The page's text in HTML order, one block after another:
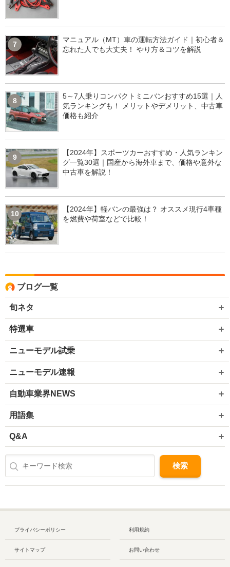
7
マニュアル（MT）車の運転方法ガイド｜初心者＆
忘れた人でも大丈夫！ やり方＆コツを解説
8
5～7人乗りコンパクトミニバンおすすめ15選｜人
気ランキングも！ メリットやデメリット、中古車
価格も紹介
9
【2024年】スポーツカーおすすめ・人気ランキン
グ一覧30選｜国産から海外車まで、価格や意外な
中古車を解説！
10
【2024年】軽バンの最強は？ オススメ現行4車種
を燃費や荷室などで比較！
ブログ一覧
旬ネタ
特選車
ニューモデル試乗
ニューモデル速報
自動車業界NEWS
用語集
Q&A
プライバシーポリシー 利用規約
サイトマップ お問い合わせ